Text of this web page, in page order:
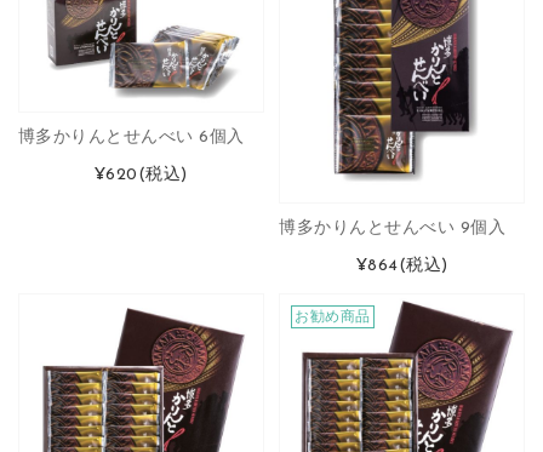
博多かりんとせんべい 6個入
¥620 (税込)
博多かりんとせんべい 9個入
¥864(税込)
お勧め商品